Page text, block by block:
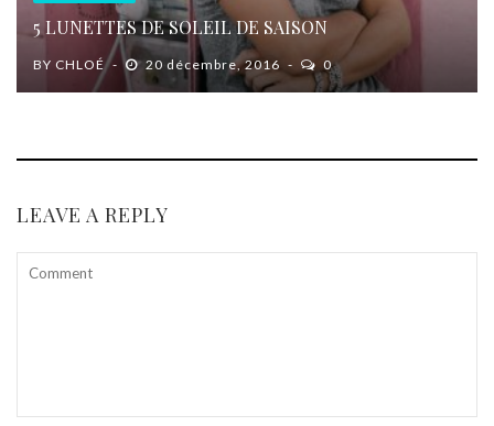
5 LUNETTES DE SOLEIL DE SAISON
BY CHLOÉ 20 décembre, 2016 0
LEAVE A REPLY